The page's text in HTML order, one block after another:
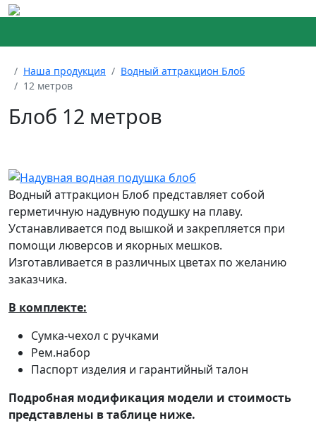
Наша продукция
Водный аттракцион Блоб
12 метров
Блоб 12 метров
Водный аттракцион Блоб представляет собой
герметичную надувную подушку на плаву.
Устанавливается под вышкой и закрепляется при
помощи люверсов и якорных мешков.
Изготавливается в различных цветах по желанию
заказчика.
В комплекте:
Сумка-чехол с ручками
Рем.набор
Паспорт изделия и гарантийный талон
Подробная модификация модели и стоимость
представлены в таблице ниже.